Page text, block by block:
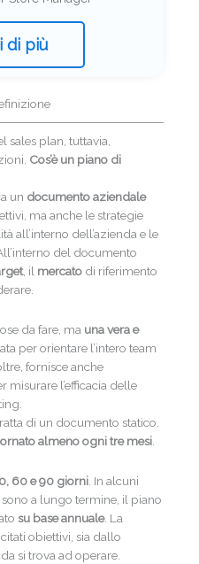
di più
sales plan, tuttavia,
Cos’è un piano di
un documento aziendale
ma anche le strategie
all’interno dell’azienda e le
del documento
, il mercato di riferimento
da fare, ma una vera e
per orientare l’intero team
fornisce anche
l’efficacia delle
di un documento statico.
almeno ogni tre mesi.
60 e 90 giorni . In alcuni
a lungo termine, il piano
su base annuale. La
obiettivi, sia dallo
si trova ad operare.